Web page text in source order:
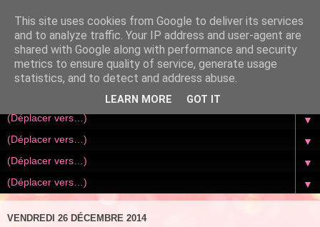
▼
▼
▼
▼
VENDREDI 26 DÉCEMBRE 2014
This site uses cookies from Google to deliver its services
and to analyze traffic. Your IP address and user-agent are
shared with Google along with performance and security
metrics to ensure quality of service, generate usage
statistics, and to detect and address abuse.
LEARN MORE GOT IT